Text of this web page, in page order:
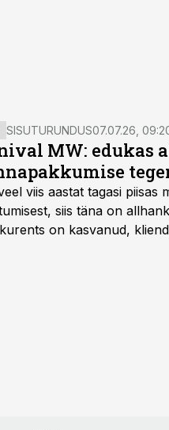
SISUTURUNDUS07.07.26,
MW: edukas
viis aastat tagasi piisas
siis täna on
on kasvanud,